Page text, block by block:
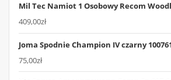
Mil Tec Namiot 1 Osobowy Recom
409,00zł
Joma Spodnie Champion IV czarny
75,00zł